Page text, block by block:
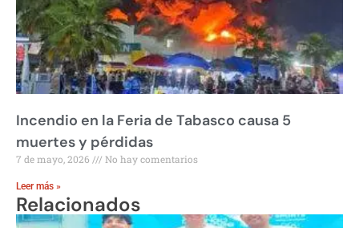
Incendio en la Feria de Tabasco causa 5
muertes y pérdidas
7 de mayo, 2026 No hay comentarios
Leer más »
Relacionados